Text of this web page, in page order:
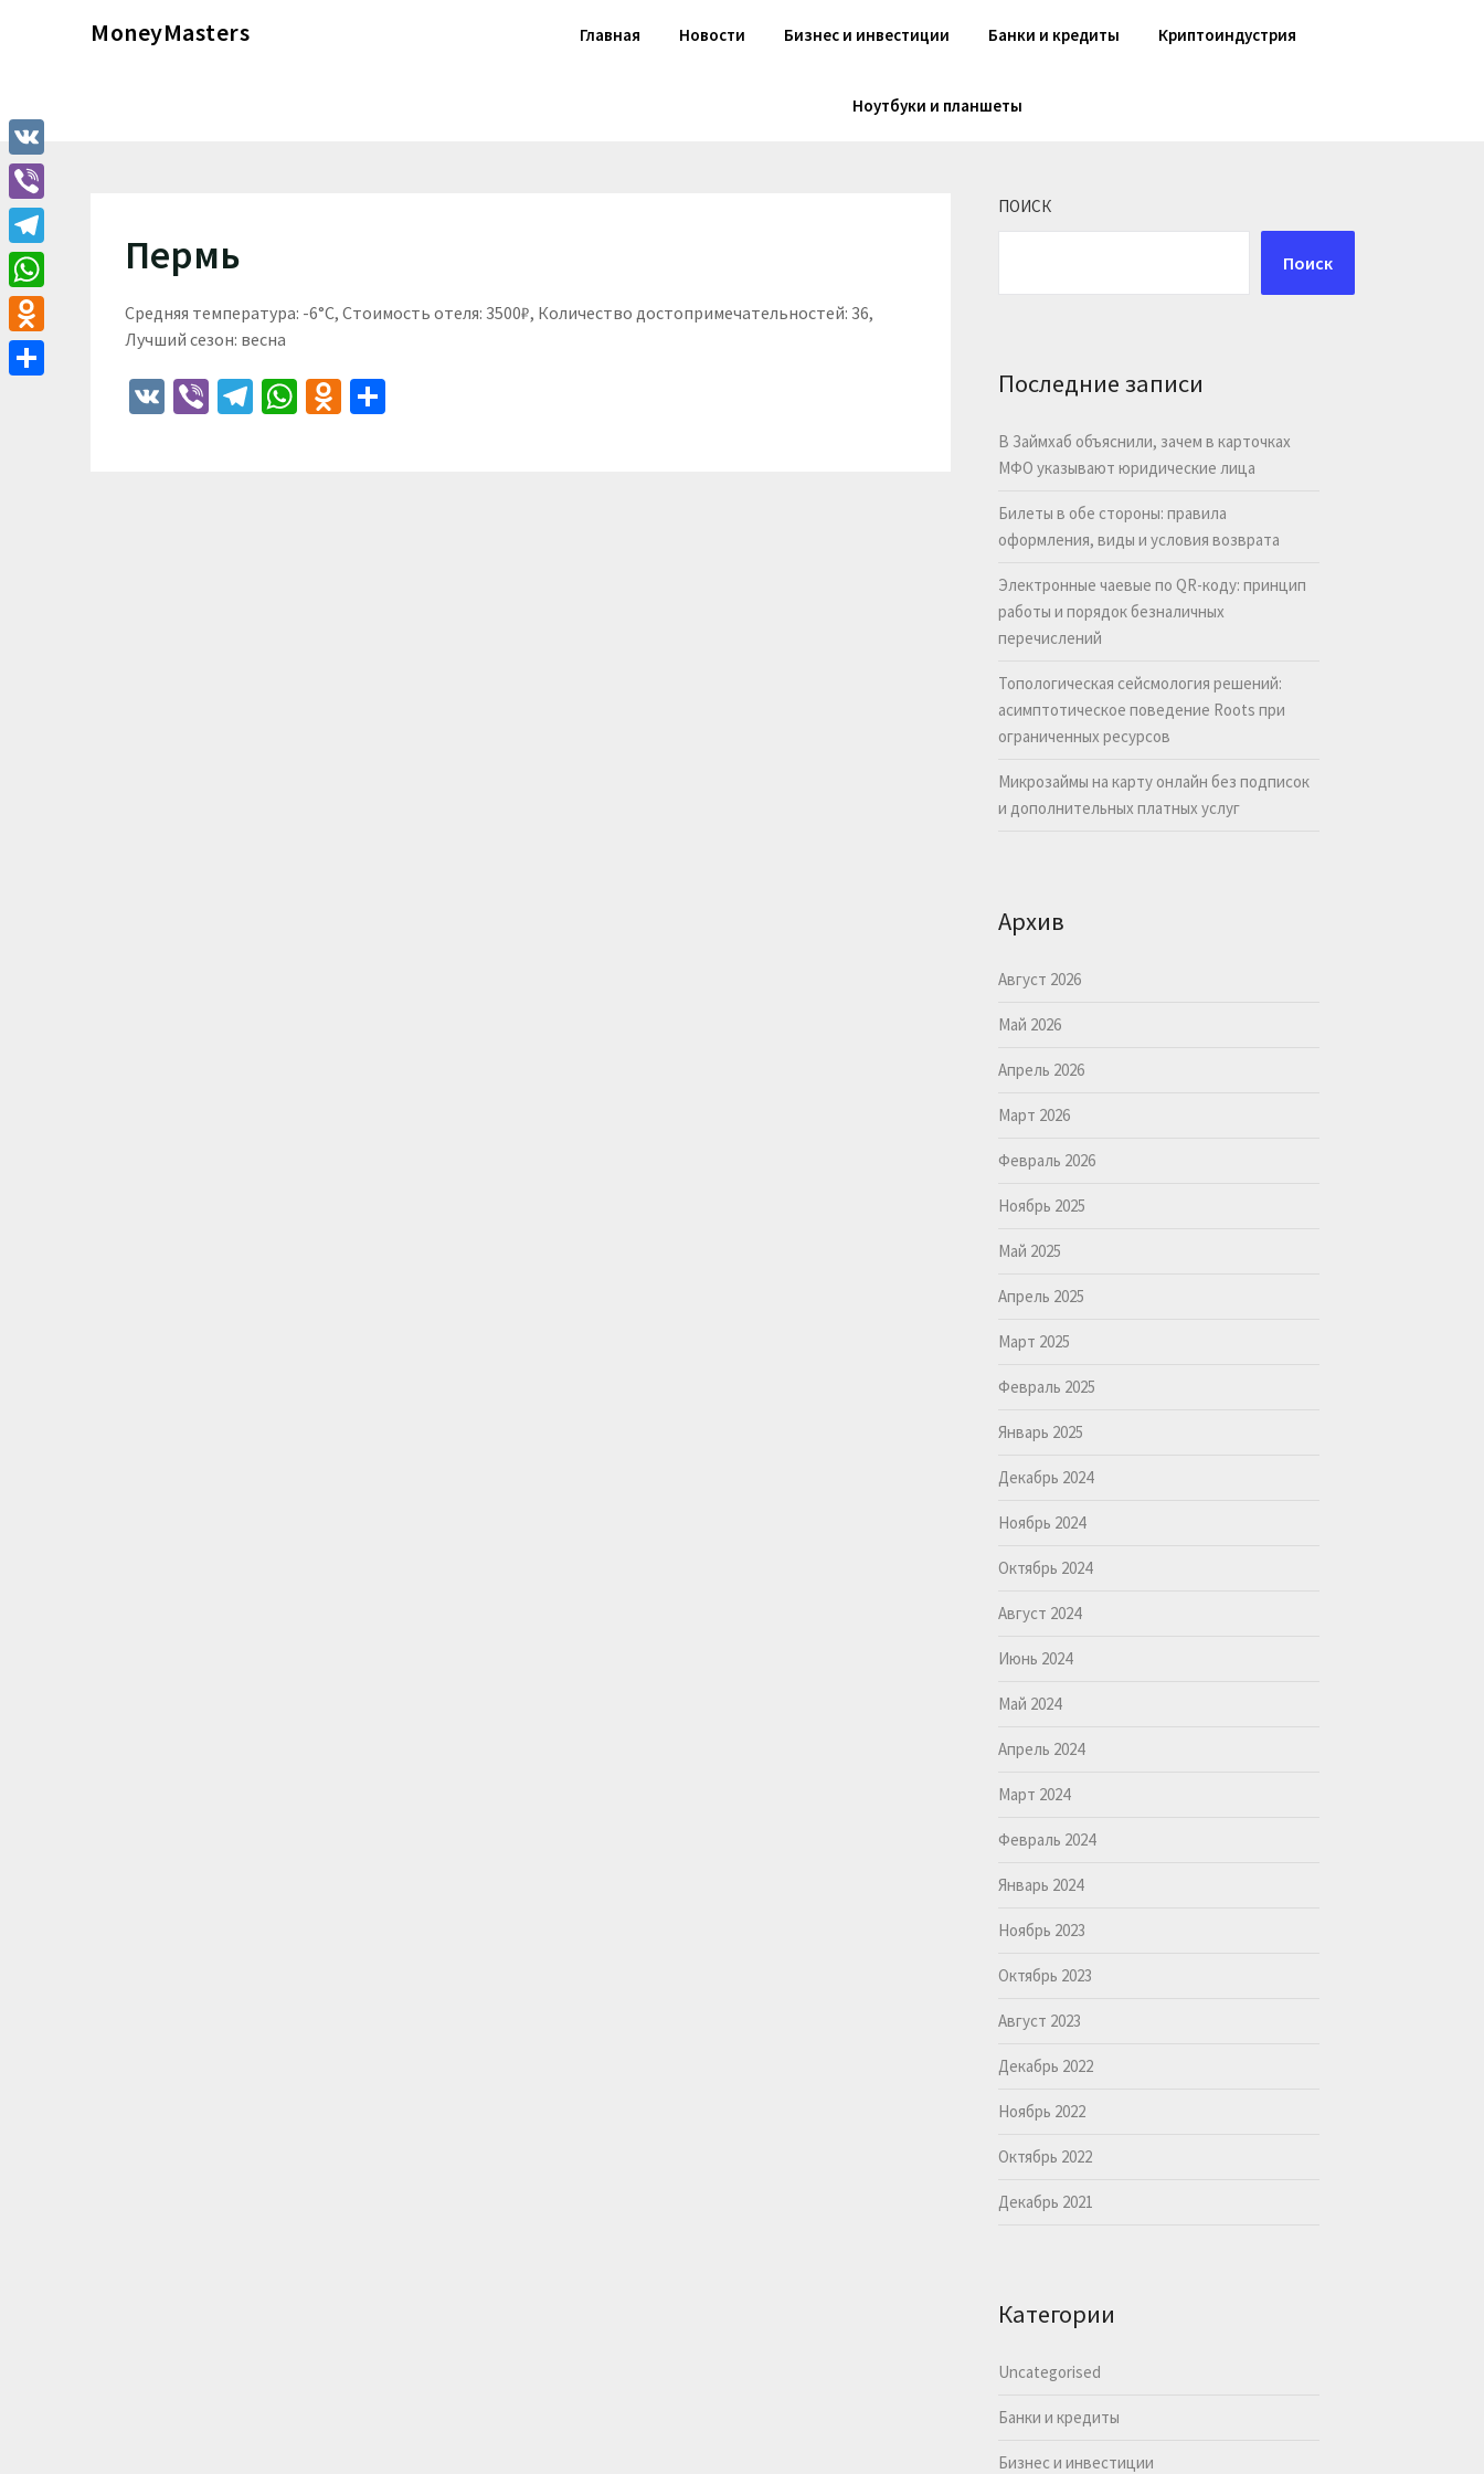
MoneyMasters Главная Новости Бизнес и инвестиции Банки и кредиты Криптоиндустрия
Ноутбуки и планшеты
Пермь
Средняя температура: -6°C, Стоимость отеля: 3500₽, Количество достопримечательностей: 36,
Лучший сезон: весна
VK ViberTelegram
WhatsApp
Odnoklassniki
ПОИСК
Поиск
Последние записи
В Займхаб объяснили, зачем в карточках
МФО указывают юридические лица
Билеты в обе стороны: правила
оформления, виды и условия возврата
Электронные чаевые по QR-коду: принцип
работы и порядок безналичных
перечислений
Топологическая сейсмология решений:
асимптотическое поведение Roots при
ограниченных ресурсов
Микрозаймы на карту онлайн без подписок
и дополнительных платных услуг
Архив
Август 2026
Май 2026
Апрель 2026
Март 2026
Февраль 2026
Ноябрь 2025
Май 2025
Апрель 2025
Март 2025
Февраль 2025
Январь 2025
Декабрь 2024
Ноябрь 2024
Октябрь 2024
Август 2024
Июнь 2024
Май 2024
Апрель 2024
Март 2024
Февраль 2024
Январь 2024
Ноябрь 2023
Октябрь 2023
Август 2023
Декабрь 2022
Ноябрь 2022
Октябрь 2022
Декабрь 2021
Категории
Uncategorised
Банки и кредиты
Бизнес и инвестиции
VK
Viber
Telegram
WhatsApp
Odnoklassniki